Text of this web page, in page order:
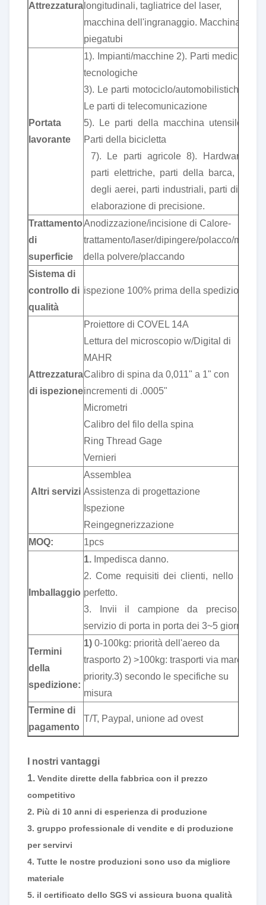
Attrezzatura longitudinali, tagliatrice del laser,
macchina dell'ingranaggio. Macchina
piegatubi
Portata
lavorante
1). Impianti/macchine 2). Parti mediche &
tecnologiche
3). Le parti motociclo/automobilistiche 4).
Le parti di telecomunicazione
5). Le parti della macchina utensile 6).
Parti della bicicletta
7). Le parti agricole 8). Hardware 9,
parti elettriche, parti della barca, parti
degli aerei, parti industriali, parti di RC,
elaborazione di precisione.
Trattamento
di
superficie
Anodizzazione/incisione di Calore-
trattamento/laser/dipingere/polacco/mano
della polvere/placcando
Sistema di
controllo di
qualità
ispezione 100% prima della spedizione
Attrezzatura
di ispezione
Proiettore di COVEL 14A
Lettura del microscopio w/Digital di
MAHR
Calibro di spina da 0,011" a 1" con
incrementi di .0005"
Micrometri
Calibro del filo della spina
Ring Thread Gage
Vernieri
Altri servizi
Assemblea
Assistenza di progettazione
Ispezione
Reingegnerizzazione
MOQ:
1pcs
Imballaggio
1. Impedisca danno.
2. Come requisiti dei clienti, nello stato
perfetto.
3. Invii il campione da preciso, un
servizio di porta in porta dei 3~5 giorni.
Termini
della
spedizione:
1) 0-100kg: priorità dell'aereo da
trasporto 2) >100kg: trasporti via mare
priority.3) secondo le specifiche su
misura
Termine di
pagamento
T/T, Paypal, unione ad ovest
I nostri vantaggi
1. Vendite dirette della fabbrica con il prezzo
competitivo
2. Più di 10 anni di esperienza di produzione
3. gruppo professionale di vendite e di produzione
per servirvi
4. Tutte le nostre produzioni sono uso da migliore
materiale
5. il certificato dello SGS vi assicura buona qualità